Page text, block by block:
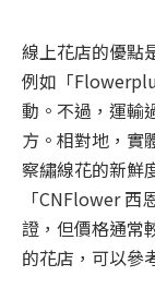
線上花店的優點
例如「
動。不過，運輸
方。相對地，實
察繡線花的新鮮
「CNFlower 西
證，但價格通常
的花店，可以參